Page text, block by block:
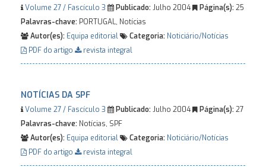
Volume 27 / Fascículo 3 Publicado:Julho 2004 Página(s):25
Palavras-chave: PORTUGAL, Notícias
Autor(es): Equipa editorial Categoria: Noticiário/Notícias
PDF do artigo
revista integral
NOTÍCIAS DA SPF
Volume 27 / Fascículo 3 Publicado:Julho 2004 Página(s):27
Palavras-chave: Notícias, SPF
Autor(es): Equipa editorial Categoria: Noticiário/Notícias
PDF do artigo
revista integral